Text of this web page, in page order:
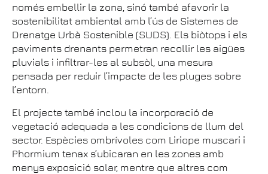
només embellir la zona, sinó també afavorir la
sostenibilitat ambiental amb l’ús de Sistemes de
Drenatge Urbà Sostenible (SUDS). Els biòtops i els
paviments drenants permetran recollir les aigües
pluvials i infiltrar-les al subsòl, una mesura
pensada per reduir l’impacte de les pluges sobre
l’entorn.
El projecte també inclou la incorporació de
vegetació adequada a les condicions de llum del
sector. Espècies ombrívoles com Liriope muscari i
Phormium tenax s’ubicaran en les zones amb
menys exposició solar, mentre que altres com